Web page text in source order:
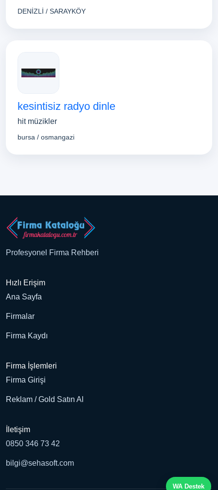
DENİZLİ / SARAYKÖY
kesintisiz radyo dinle
hit müzikler
bursa / osmangazi
WA Destek
Profesyonel Firma Rehberi
Hızlı Erişim
Ana Sayfa
Firmalar
Firma Kaydı
Firma İşlemleri
Firma Girişi
Reklam / Gold Satın Al
İletişim
0850 346 73 42
bilgi@sehasoft.com